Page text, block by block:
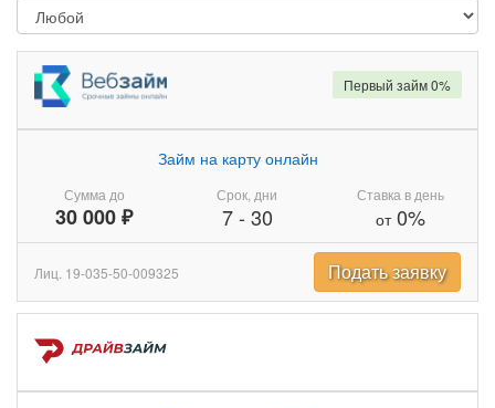
Сумма до
30 000 ₽
Займ на карту онлайн
Срок, дни
7- 30
Ставка в день
от0%
Первый займ 0%
Лиц. 19-035-50-009325 Подать заявку